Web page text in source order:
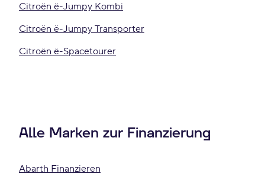
Citroën ë-Jumpy Kombi
Citroën ë-Jumpy Transporter
Citroën ë-Spacetourer
Alle Marken zur Finanzierung
Abarth Finanzieren